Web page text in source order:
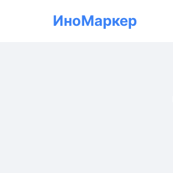
ИноМаркер